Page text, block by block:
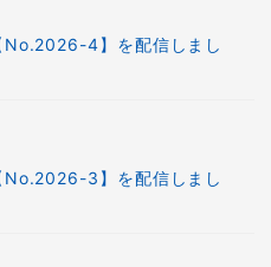
No.2026-4】を配信しまし
No.2026-3】を配信しまし